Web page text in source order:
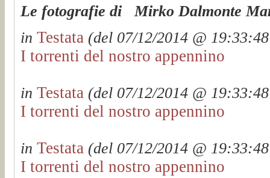
Le fotografie di Mirko Dalmonte
in Testata (del 07/12/2014 @
I torrenti del nostro appennino
in Testata (del 07/12/2014 @
I torrenti del nostro appennino
in Testata (del 07/12/2014 @
I torrenti del nostro appennino